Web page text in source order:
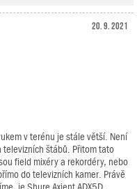
20. 9. 2021
v terénu je stále větší. Není
štábů. Přitom tato
field mixéry a rekordéry, nebo
do televizních kamer. Právě
je Shure Axient ADX5D.